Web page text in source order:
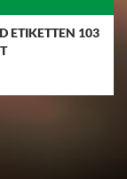
ETIKETTEN 103